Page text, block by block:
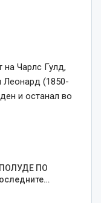
Чарлс Гулд,
Леонард (1850-
и останал во
ПО